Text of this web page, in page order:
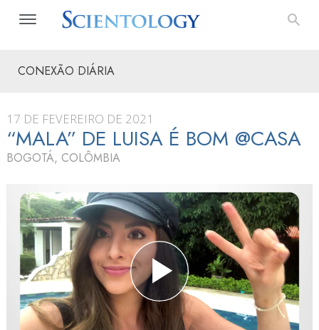
CONEXÃO DIÁRIA
17 DE FEVEREIRO DE 2021
“MALA” DE LUISA É BOM @CASA
BOGOTÁ, COLÔMBIA